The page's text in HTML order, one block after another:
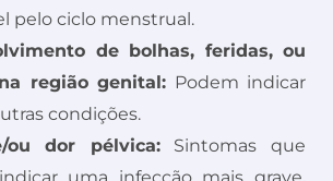
pelo ciclo menstrual.
de bolhas, feridas, ou
região genital: Podem indicar
condições.
ou dor pélvica:Sintomas que